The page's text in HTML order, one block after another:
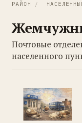
РАЙОН
/
Почтовые
населенного